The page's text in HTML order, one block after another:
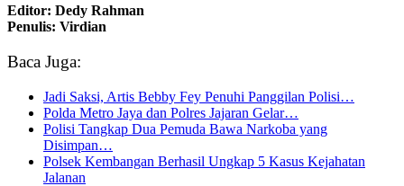
Editor: Dedy Rahman
Penulis: Virdian
Baca Juga:
Jadi Saksi, Artis Bebby Fey Penuhi Panggilan Polisi…
Polda Metro Jaya dan Polres Jajaran Gelar…
Polisi Tangkap Dua Pemuda Bawa Narkoba yang
Disimpan…
Polsek Kembangan Berhasil Ungkap 5 Kasus Kejahatan
Jalanan